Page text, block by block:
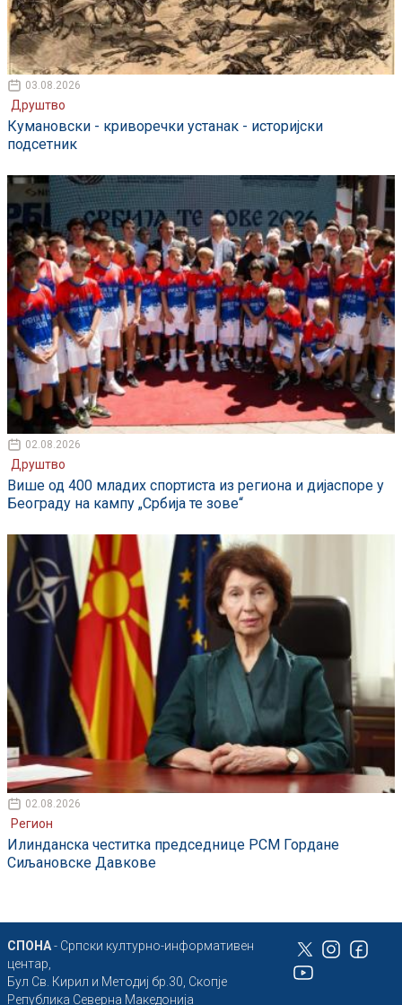
03.08.2026
Друштво
Кумановски - криворечки устанак - историјски
подсетник
02.08.2026
Друштво
Више од 400 младих спортиста из региона и дијаспоре у
Београду на кампу „Србија те зове“
02.08.2026
Регион
Илинданска честитка председнице РСМ Гордане
Сиљановске Давкове
СПОНА- Српски културно-информативен
центар,
Бул Св. Кирил и Методиј бр.30, Скопје
Република Северна Македонија